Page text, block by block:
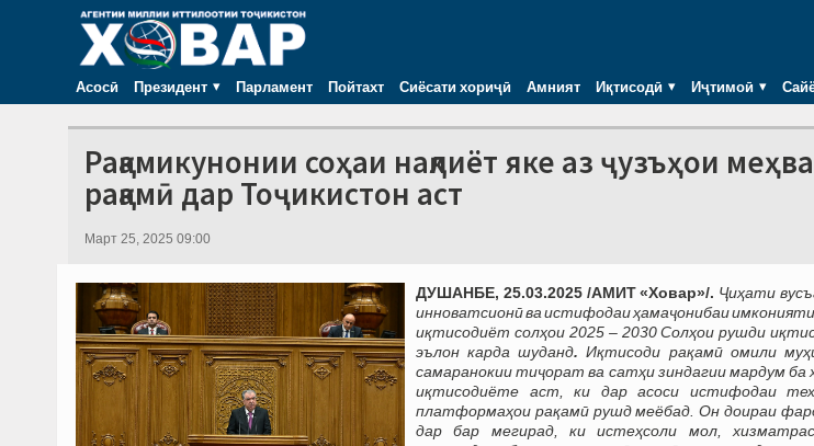
Асосӣ Президент Парламент Пойтахт Сиёсати хориҷӣ Амният Иқтисодӣ Иҷтимоӣ
Рақамикунонии соҳаи нақлиёт яке аз ҷузъҳои
рақамӣ дар Тоҷикистон аст
Март 25, 2025 09:00
ДУШАНБЕ, 25.03.2025 /АМИТ «Ховар»/. Ҷиҳати
инноватсионӣ ва истифодаи ҳамаҷонибаи
иқтисодиёт солҳои 2025 – 2030 Солҳои рушди
эълон карда шуданд.Иқтисоди рақамӣ омили
самаранокии тиҷорат ва сатҳи зиндагии мардум ба
иқтисодиёте аст, ки дар асоси истифодаи
платформаҳои рақамӣ рушд меёбад. Он доираи
дар бар мегирад, ки истеҳсоли мол,